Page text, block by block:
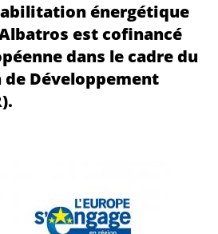
énergétique
est cofinancé
dans le cadre du
de Développement